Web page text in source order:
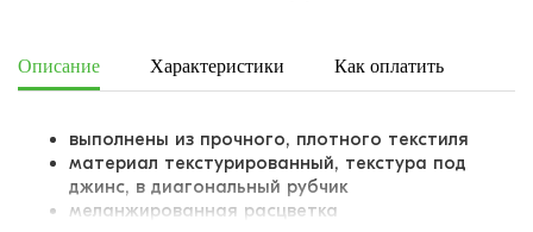
Описание Характеристики Как оплатить
выполнены из прочного, плотного текстиля
материал текстурированный, текстура под
джинс, в диагональный рубчик
меланжированная расцветка